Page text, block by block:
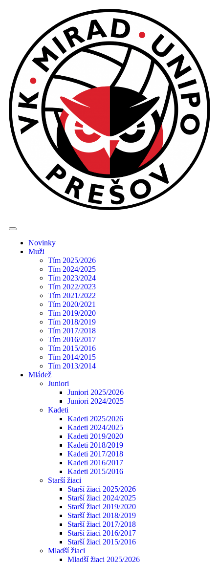
Novinky
Muži
Tím 2025/2026
Tím 2024/2025
Tím 2023/2024
Tím 2022/2023
Tím 2021/2022
Tím 2020/2021
Tím 2019/2020
Tím 2018/2019
Tím 2017/2018
Tím 2016/2017
Tím 2015/2016
Tím 2014/2015
Tím 2013/2014
Mládež
Juniori
Juniori 2025/2026
Juniori 2024/2025
Kadeti
Kadeti 2025/2026
Kadeti 2024/2025
Kadeti 2019/2020
Kadeti 2018/2019
Kadeti 2017/2018
Kadeti 2016/2017
Kadeti 2015/2016
Starší žiaci
Starší žiaci 2025/2026
Starší žiaci 2024/2025
Starší žiaci 2019/2020
Starší žiaci 2018/2019
Starší žiaci 2017/2018
Starší žiaci 2016/2017
Starší žiaci 2015/2016
Mladší žiaci
Mladší žiaci 2025/2026